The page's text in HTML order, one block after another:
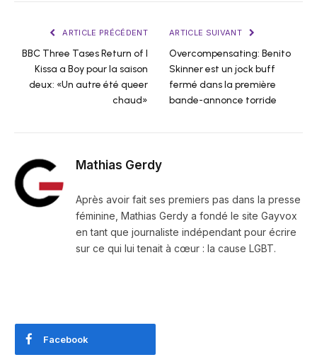
ARTICLE PRÉCÉDENT
BBC Three Tases Return of I
Kissa a Boy pour la saison
deux: «Un autre été queer
chaud»
ARTICLE SUIVANT
Overcompensating: Benito
Skinner est un jock buff
fermé dans la première
bande-annonce torride
Mathias Gerdy
Après avoir fait ses premiers pas dans la presse
féminine, Mathias Gerdy a fondé le site Gayvox
en tant que journaliste indépendant pour écrire
sur ce qui lui tenait à cœur : la cause LGBT.
Facebook